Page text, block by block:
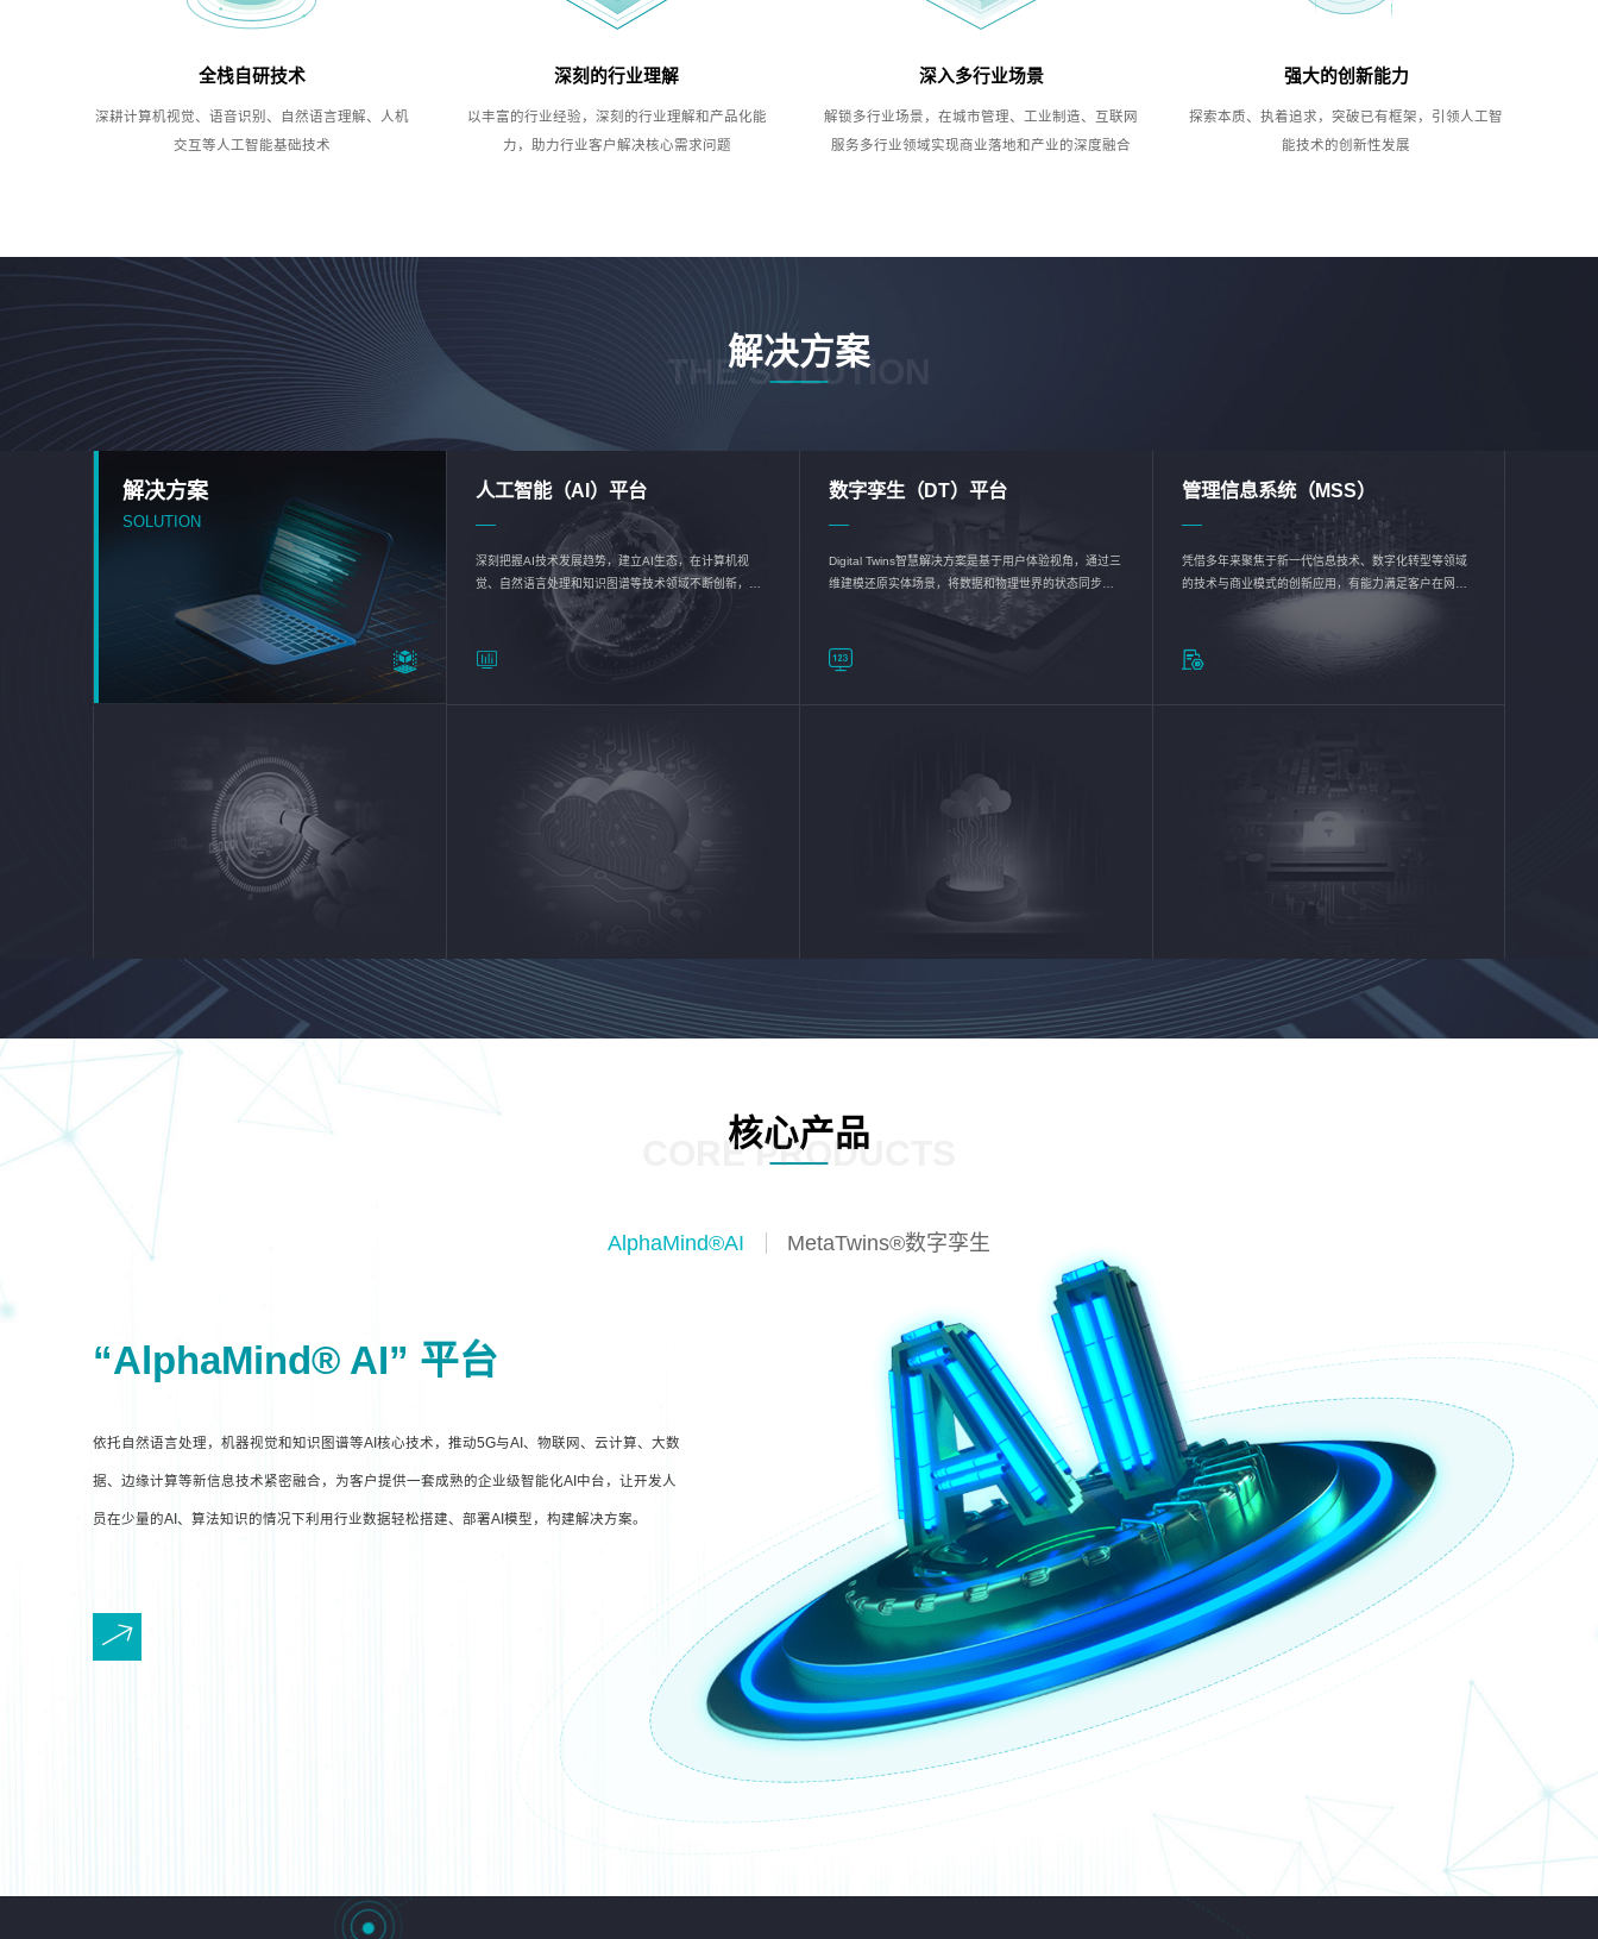
全栈自研技术
深耕计算机视觉、语音识别、自然语言理解、人机
交互等人工智能基础技术
深刻的行业理解
以丰富的行业经验，深刻的行业理解和产品化能
力，助力行业客户解决核心需求问题
深入多行业场景
解锁多行业场景，在城市管理、工业制造、互联网
服务多行业领域实现商业落地和产业的深度融合
强大的创新能力
探索本质、执着追求，突破已有框架，引领人工智
能技术的创新性发展
解决方案
THE SOLUTION
解决方案
SOLUTION
人工智能（AI）平台
深刻把握AI技术发展趋势，建立AI生态，在计算机视
觉、自然语言处理和知识图谱等技术领域不断创新，持
续优化企业数智化转型加速器—AlphaMind®AI能力开放
数字孪生（DT）平台
Digital Twins智慧解决方案是基于用户体验视角，通过三
维建模还原实体场景，将数据和物理世界的状态同步呈
现，使用户对关键数据有更直观的感受，推动各行业完
成智能化转型，实现新旧动能的转换
管理信息系统（MSS）
凭借多年来聚焦于新一代信息技术、数字化转型等领域
的技术与商业模式的创新应用，有能力满足客户在网络
优化、运营维护和信息安全防护等方面的需求，为客户
核心产品
CORE PRODUCTS
AlphaMind®AI MetaTwins®数字孪生
“AlphaMind® AI” 平台
依托自然语言处理，机器视觉和知识图谱等AI核心技术，推动5G与AI、物联网、云计算、大数
据、边缘计算等新信息技术紧密融合，为客户提供一套成熟的企业级智能化AI中台，让开发人
员在少量的AI、算法知识的情况下利用行业数据轻松搭建、部署AI模型，构建解决方案。